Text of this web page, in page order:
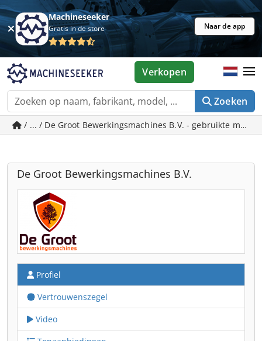
Machineseeker
Gratis in de store Naar de app
Zoeken
Verkopen
/ ... / De Groot Bewerkingsmachines B.V. - gebruikte
De Groot Bewerkingsmachines B.V.
Profiel
Vertrouwenszegel
Video